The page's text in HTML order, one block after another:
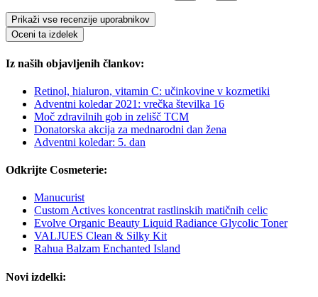
Prikaži vse recenzije uporabnikov
Oceni ta izdelek
Iz naših objavljenih člankov:
Retinol, hialuron, vitamin C: učinkovine v kozmetiki
Adventni koledar 2021: vrečka številka 16
Moč zdravilnih gob in zelišč TCM
Donatorska akcija za mednarodni dan žena
Adventni koledar: 5. dan
Odkrijte Cosmeterie:
Manucurist
Custom Actives koncentrat rastlinskih matičnih celic
Evolve Organic Beauty Liquid Radiance Glycolic Toner
VALJUES Clean & Silky Kit
Rahua Balzam Enchanted Island
Novi izdelki: